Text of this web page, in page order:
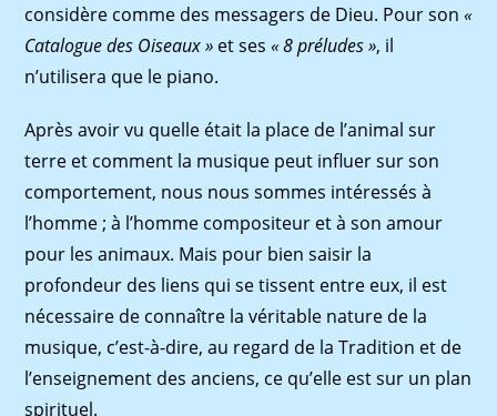
considère comme des messagers de Dieu. Pour son«
Catalogue des Oiseaux » et ses« 8 préludes », il
n’utilisera que le piano.
Après avoir vu quelle était la place de l’animal sur
terre et comment la musique peut inﬂuer sur son
comportement, nous nous sommes intéressés à
l’homme ; à l’homme compositeur et à son amour
pour les animaux. Mais pour bien saisir la
profondeur des liens qui se tissent entre eux, il est
nécessaire de connaître la véritable nature de la
musique, c’est-à-dire, au regard de la Tradition et de
l’enseignement des anciens, ce qu’elle est sur un plan
spirituel.